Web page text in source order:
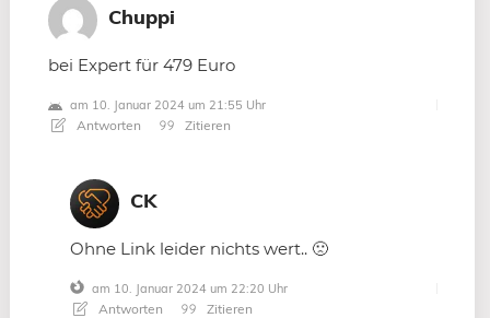
Chuppi
bei Expert für 479 Euro
am 10. Januar 2024 um 21:55 Uhr
Antworten Zitieren
CK
Ohne Link leider nichts wert.. 🙁
am 10. Januar 2024 um 22:20 Uhr
Antworten Zitieren